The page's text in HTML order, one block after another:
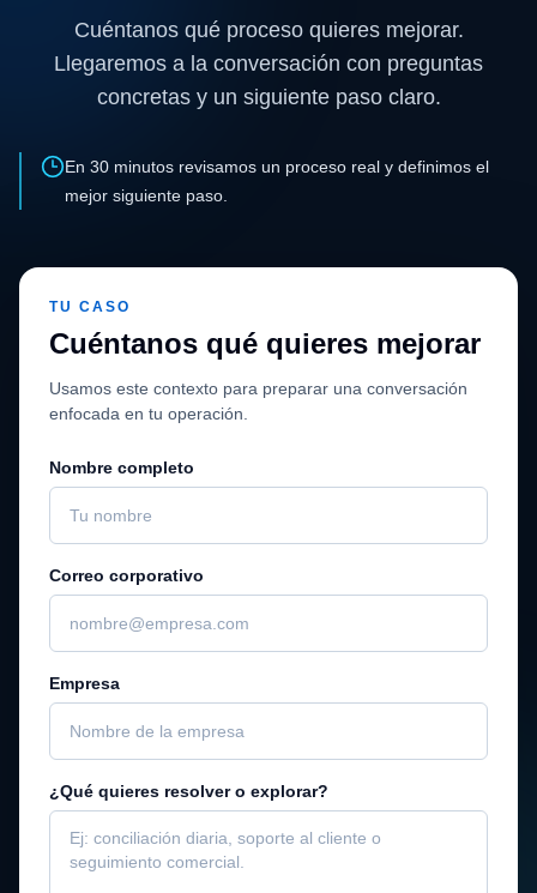
Cuéntanos qué proceso quieres mejorar.
Llegaremos a la conversación con preguntas
concretas y un siguiente paso claro.
En 30 minutos revisamos un proceso real y definimos el
mejor siguiente paso.
TU CASO
Cuéntanos qué quieres mejorar
Usamos este contexto para preparar una conversación
enfocada en tu operación.
Nombre completo
Correo corporativo
Empresa
¿Qué quieres resolver o explorar?